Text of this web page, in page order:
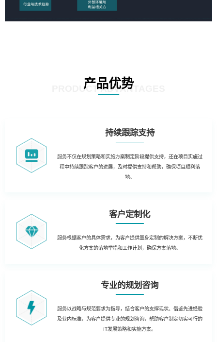
产品优势
PRODUCT ADVANTAGES
持续跟踪支持
服务不仅在规划策略和实施方案制定阶段提供支持，还在项目实施过
程中持续跟踪客户的进展，及时提供支持和帮助，确保项目顺利落
地。
客户定制化
服务根据客户的具体需求，为客户提供量身定制的解决方案，不断优
化方案的落地举措和工作计划，确保方案落地。
专业的规划咨询
服务以战略与规范要求为指导，结合客户的支撑现状、借鉴先进经验
及业内标准，为客户提供专业的规划咨询，帮助客户制定切实可行的
IT发展策略和实施方案。